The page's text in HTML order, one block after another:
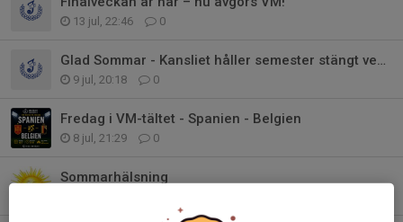
13 jul, 22:46 0
Glad Sommar - Kansliet håller semester stängt vecka 29-30-31.
9 jul, 20:18 0
Fredag i VM-tältet - Spanien - Belgien
8 jul, 21:29 0
Sommarhälsning